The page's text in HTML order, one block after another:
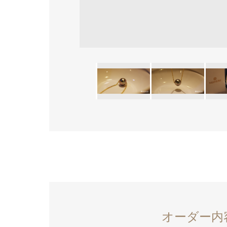
オーダー内